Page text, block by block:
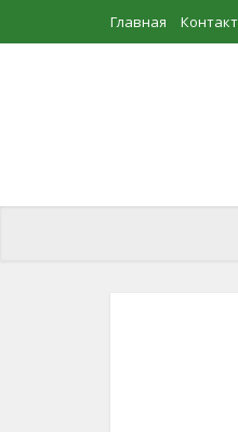
Главная